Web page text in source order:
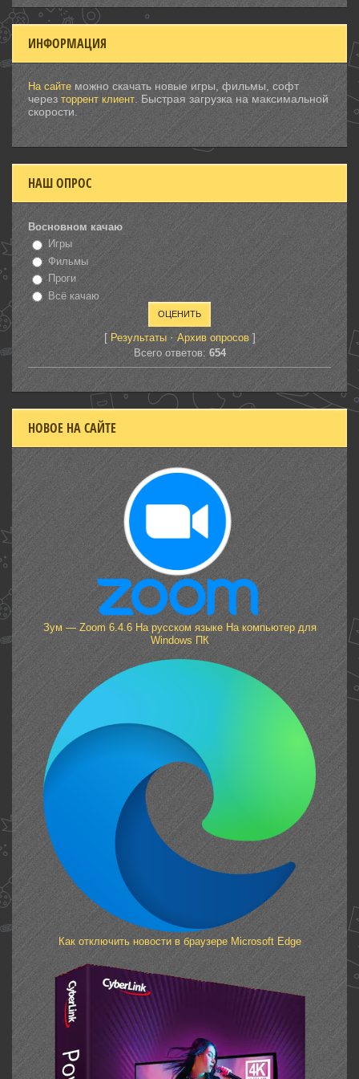
ИНФОРМАЦИЯ
На сайте можно скачать новые игры, фильмы, софт
через торрент клиент . Быстрая загрузка на максимальной
скорости.
НАШ ОПРОС
Восновном качаю
Игры
Фильмы
Проги
Всё качаю
[ Результаты· Архив опросов]
Всего ответов: 654
НОВОЕ НА САЙТЕ
Зум — Zoom 6.4.6 На русском языке На компьютер для
Windows ПК
Как отключить новости в браузере Microsoft Edge